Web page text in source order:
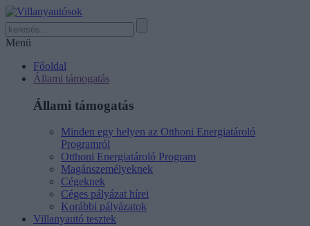
Menü
Főoldal
Állami támogatás
Állami támogatás
Minden egy helyen az Otthoni Energiatároló
Programról
Otthoni Energiatároló Program
Magánszemélyeknek
Cégeknek
Céges pályázat hírei
Korábbi pályázatok
Villanyautó tesztek